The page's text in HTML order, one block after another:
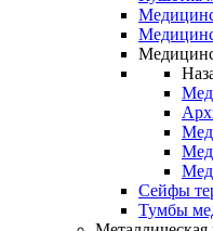
Сейфы
Тумбы